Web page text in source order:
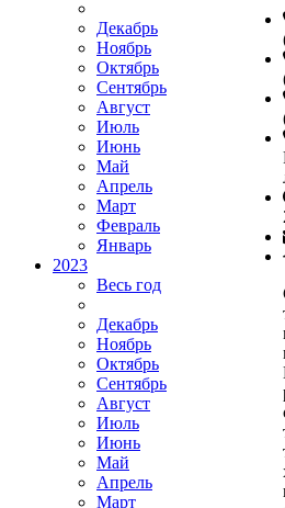
Декабрь
Ноябрь
Октябрь
Сентябрь
Август
Июль
Июнь
Май
Апрель
Март
Февраль
Январь
2023
Весь год
Декабрь
Ноябрь
Октябрь
Сентябрь
Август
Июль
Июнь
Май
Апрель
Март